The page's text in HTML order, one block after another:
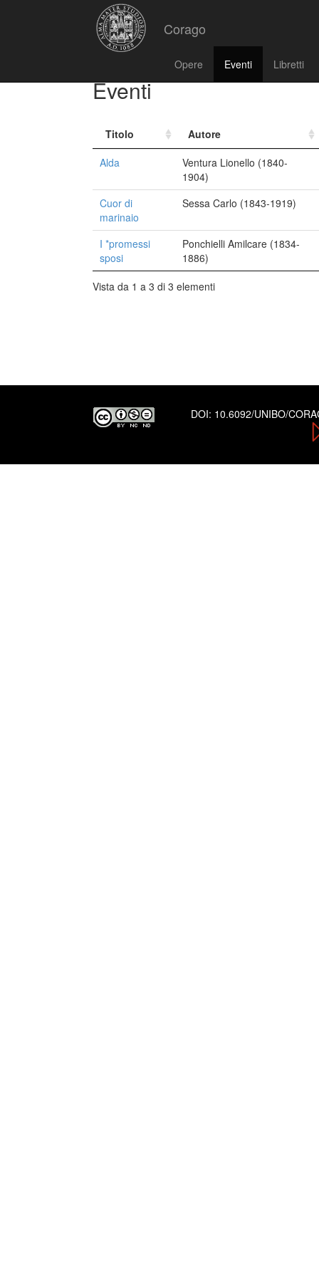
Corago
Opere Eventi Libretti
Eventi
Titolo
Autore
Alda
Ventura Lionello (1840-
1904)
Cuor di
marinaio
Sessa Carlo (1843-1919)
I *promessi
sposi
Ponchielli Amilcare (1834-
1886)
Vista da 1 a 3 di 3 elementi
DOI: 10.6092/UNIBO/